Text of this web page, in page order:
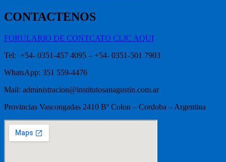
CONTACTENOS
FORULARIO DE CONTCATO CLIC AQUI
Tel: +54- 0351-457 4095 – +54- 0351-501 7903
WhatsApp: 351 559-4476
Mail: administracion@institutosanagustin.com.ar
Provincias Vascongadas 2410 Bº Colon – Cordoba – Argentina